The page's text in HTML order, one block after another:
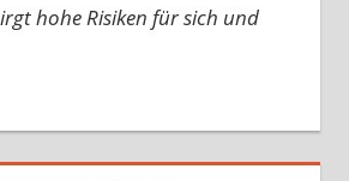
hohe Risiken für sich und